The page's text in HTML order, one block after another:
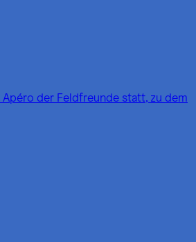
der Feldfreunde statt, zu dem